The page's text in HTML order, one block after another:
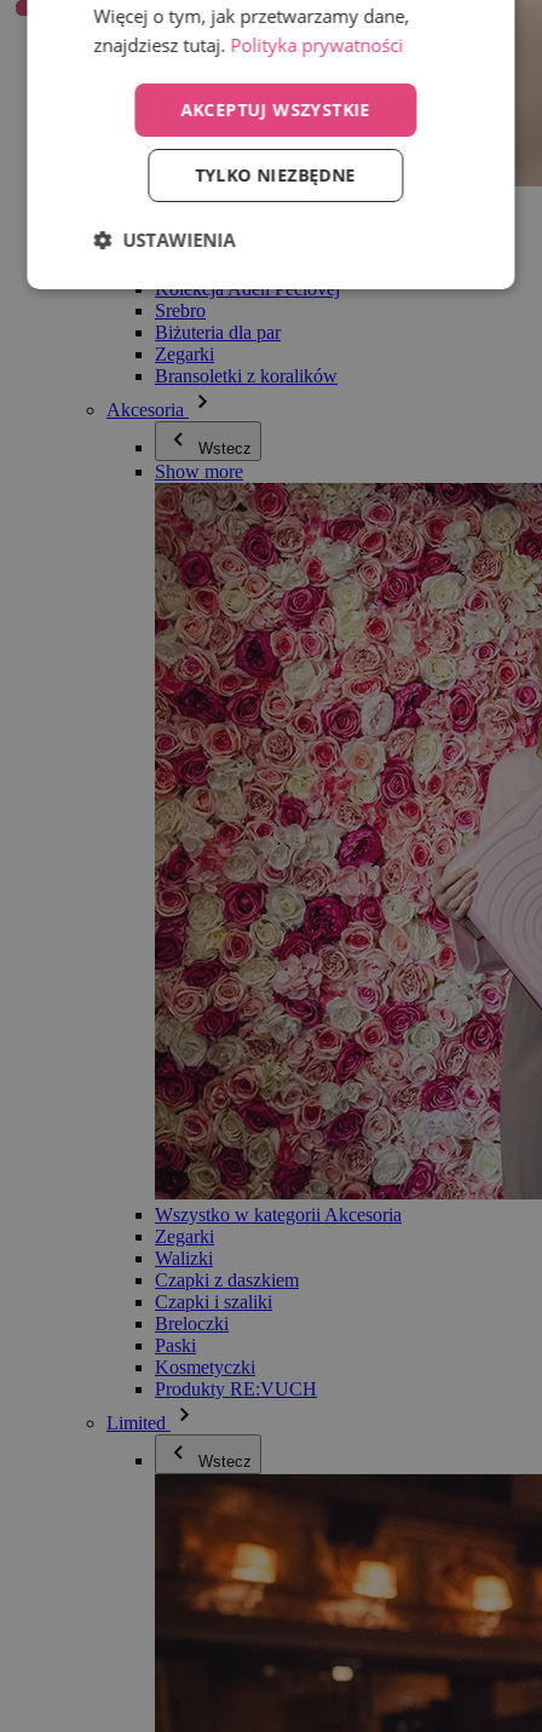
Wszystko w kategorii Biżuteria
Bransoletki
Kolekcja Adéli Pečlovej
Srebro
Biżuteria dla par
Zegarki
Bransoletki z koralików
Akcesoria
Wstecz
Show more
Wszystko w kategorii Akcesoria
Zegarki
Walizki
Czapki z daszkiem
Czapki i szaliki
Breloczki
Paski
Kosmetyczki
Produkty RE:VUCH
Limited
Wstecz
Więcej o tym, jak przetwarzamy dane,
znajdziesz tutaj. Polityka prywatności
AKCEPTUJ WSZYSTKIE
TYLKO NIEZBĘDNE
USTAWIENIA